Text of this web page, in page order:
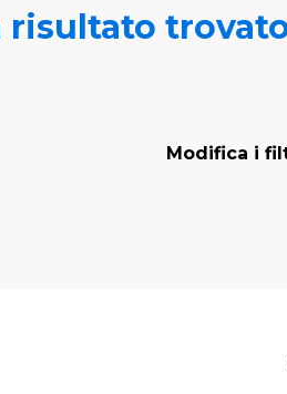
risultato
Modifica i